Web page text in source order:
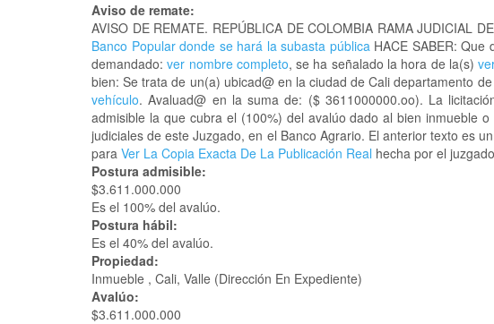
Aviso de remate:
AVISO DE REMATE. REPÚBLICA DE COLOMBIA RAMA JUDICIAL
Banco Popular donde se hará la subasta públicaHACE SABER: Que
demandado:ver nombre completo, se ha señalado la hora de la(s)
bien: Se trata de un(a) ubicad@ en la ciudad de Cali departamento
vehículo. Avaluad@ en la suma de: ($ 3611000000.oo). La
admisible la que cubra el (100%) del avalúo dado al bien inmueble
judiciales de este Juzgado, en el Banco Agrario. El anterior texto es
para Ver La Copia Exacta De La Publicación Real hecha por el
Postura admisible:
$3.611.000.000
Es el 100% del avalúo.
Postura hábil:
Es el 40% del avalúo.
Propiedad:
Inmueble , Cali, Valle (Dirección En Expediente)
Avalúo:
$3.611.000.000